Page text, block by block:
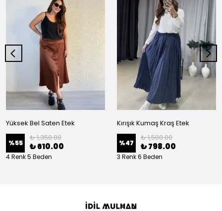
Yüksek Bel Saten Etek
%55
₺ 1,350.00
₺ 610.00
4 Renk 5 Beden
Kırışık Kumaş Kraş Etek
%47
₺ 1,500.00
₺ 798.00
3 Renk 6 Beden